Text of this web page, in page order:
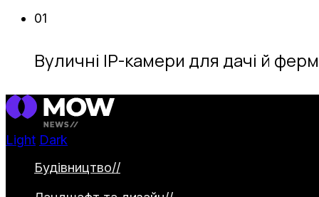
01
Вуличні IP-камери для дачі й
Light Dark
Будівництво//